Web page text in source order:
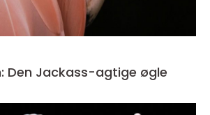
Den Jackass-agtige øgle